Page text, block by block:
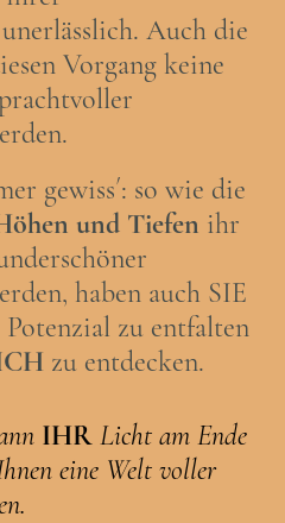
Auch die
Vorgang keine
gewiss´: so wie die
und Tiefen ihr
haben auch SIE
zu entfalten
zu entdecken.
IHR Licht am Ende
eine Welt voller